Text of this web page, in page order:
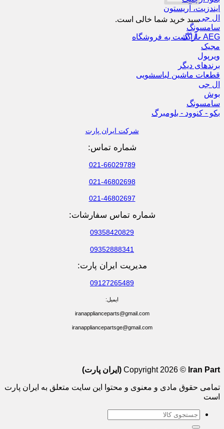
سبد خرید شما خالی است.
بازگشت به فروشگاه
ایندزیت، آریستون
ال جی
سامسونگ
AEG - آ ا گ
مجیک
ویرپول
برندهای دیگر
قطعات ماشین لباسشویی
ال جی
بوش
سامسونگ
بکو - کنوود - بلومبرگ
شرکت ایران پارت
شماره تماس:
021-66029789
021-46802698
021-46802697
شماره تماس سفارشات:
09358420829
09352888341
مدیریت ایران پارت:
09127265489
ایمیل:
iranapplianceparts@gmail.com
iranappliancepartsge@gmail.com
Copyright 2026 © Iran Part (ایران پارت)
تمامی حقوق مادی و معنوی و محتوا این سایت متعلق به ایران پارت
است
جستجو
برای: